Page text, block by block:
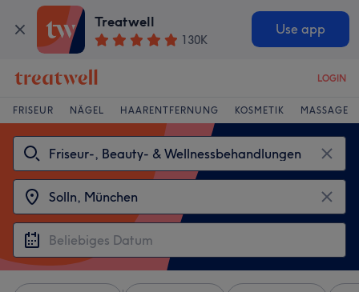
Treatwell
130K
Use app
LOGIN
FRISEUR NÄGEL HAARENTFERNUNG KOSMETIK MASSAGE